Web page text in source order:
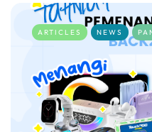
ARTICLES NEWS